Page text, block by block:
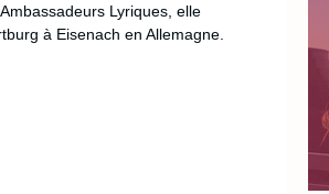
Lyriques, elle
à Eisenach en Allemagne.